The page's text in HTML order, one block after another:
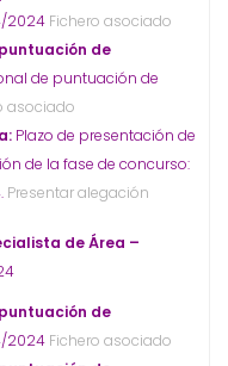
2024 Fichero asociado
de
de puntuación de
asociado
Plazo de presentación de
de la fase de concurso:
Presentar alegación
de Área –
de
2024 Fichero asociado